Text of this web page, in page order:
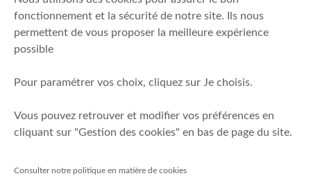
Politique de meilleure sélection
Politique de durabilité
Fonds de garantie des dépôts et de résolution
Mentions légales
Prévention de la fraude
fonctionnement et la sécurité de notre site. Ils nous
permettent de vous proposer la meilleure expérience
possible
Pour paramétrer vos choix, cliquez sur Je choisis.
Vous pouvez retrouver et modifier vos préférences en
cliquant sur "Gestion des cookies" en bas de page du site.
Consulter notre politique en matière de cookies